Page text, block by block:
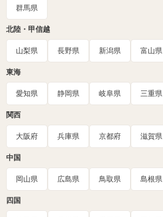
群馬県
北陸・甲信越
山梨県 長野県 新潟県 富山県
東海
愛知県 静岡県 岐阜県 三重県
関西
大阪府 兵庫県 京都府 滋賀県
中国
岡山県 広島県 鳥取県 島根県
四国